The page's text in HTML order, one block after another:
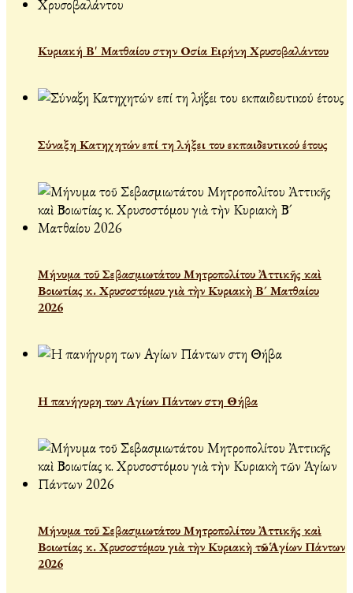
Κυριακή Β' Ματθαίου στην Οσία Ειρήνη Χρυσοβαλάντου
Σύναξη Κατηχητών επί τη λήξει του εκπαιδευτικού έτους
Μήνυμα τοῦ Σεβασμιωτάτου Μητροπολίτου Ἀττικῆς καὶ
Βοιωτίας κ. Χρυσοστόμου γιὰ τὴν Κυριακὴ Β´ Ματθαίου
2026
Η πανήγυρη των Αγίων Πάντων στη Θήβα
Μήνυμα τοῦ Σεβασμιωτάτου Μητροπολίτου Ἀττικῆς καὶ
Βοιωτίας κ. Χρυσοστόμου γιὰ τὴν Κυριακὴ τῶν Ἁγίων Πάντων
2026